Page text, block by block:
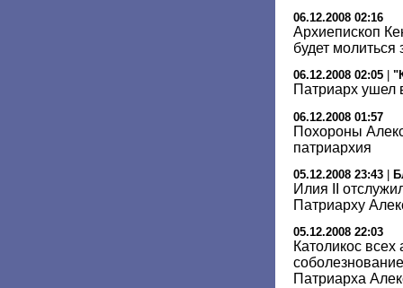
06.12.2008 02:16
Архиепископ
будет
06.12.2008 02:05
Патриарх ушел
06.12.2008 01:57
Похороны
патриархия
05.12.2008 23:43
Илия II
Патриарху
05.12.2008 22:03
Католикос
Патриарха